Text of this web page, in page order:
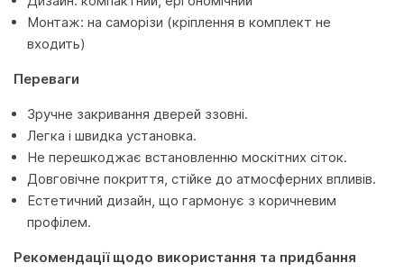
Монтаж: на саморізи (кріплення в комплект не
входить)
Переваги
Зручне закривання дверей ззовні.
Легка і швидка установка.
Не перешкоджає встановленню москітних сіток.
Довговічне покриття, стійке до атмосферних впливів.
Естетичний дизайн, що гармонує з коричневим
профілем.
Рекомендації щодо використання та придбання